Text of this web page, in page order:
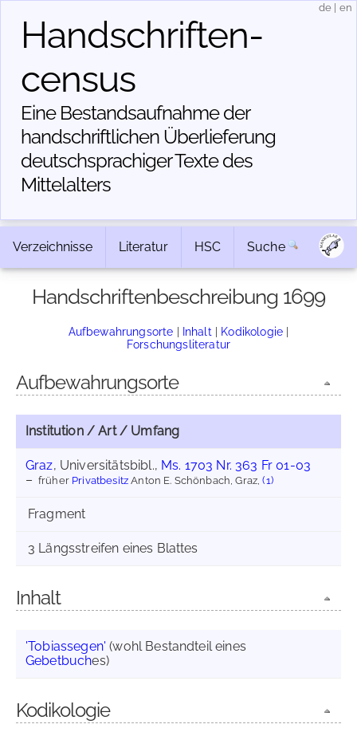
Handschriften­
census
Eine Bestandsaufnahme der
handschriftlichen Über­lieferung
deutschsprachiger Texte des
Mittelalters
de en
Verzeichnisse Literatur HSC Suche
Handschriftenbeschreibung 1699
Aufbewahrungsorte | Inhalt | Kodikologie |
Forschungsliteratur
Aufbewahrungsorte
Institution / Art / Umfang
Graz, Universitätsbibl., Ms. 1703 Nr. 363 Fr 01-03
früher PrivatbesitzAnton E. Schönbach, Graz,(1)
Fragment
3 Längsstreifen eines Blattes
Inhalt
'Tobiassegen' (wohl Bestandteil eines
Gebetbuches)
Kodikologie